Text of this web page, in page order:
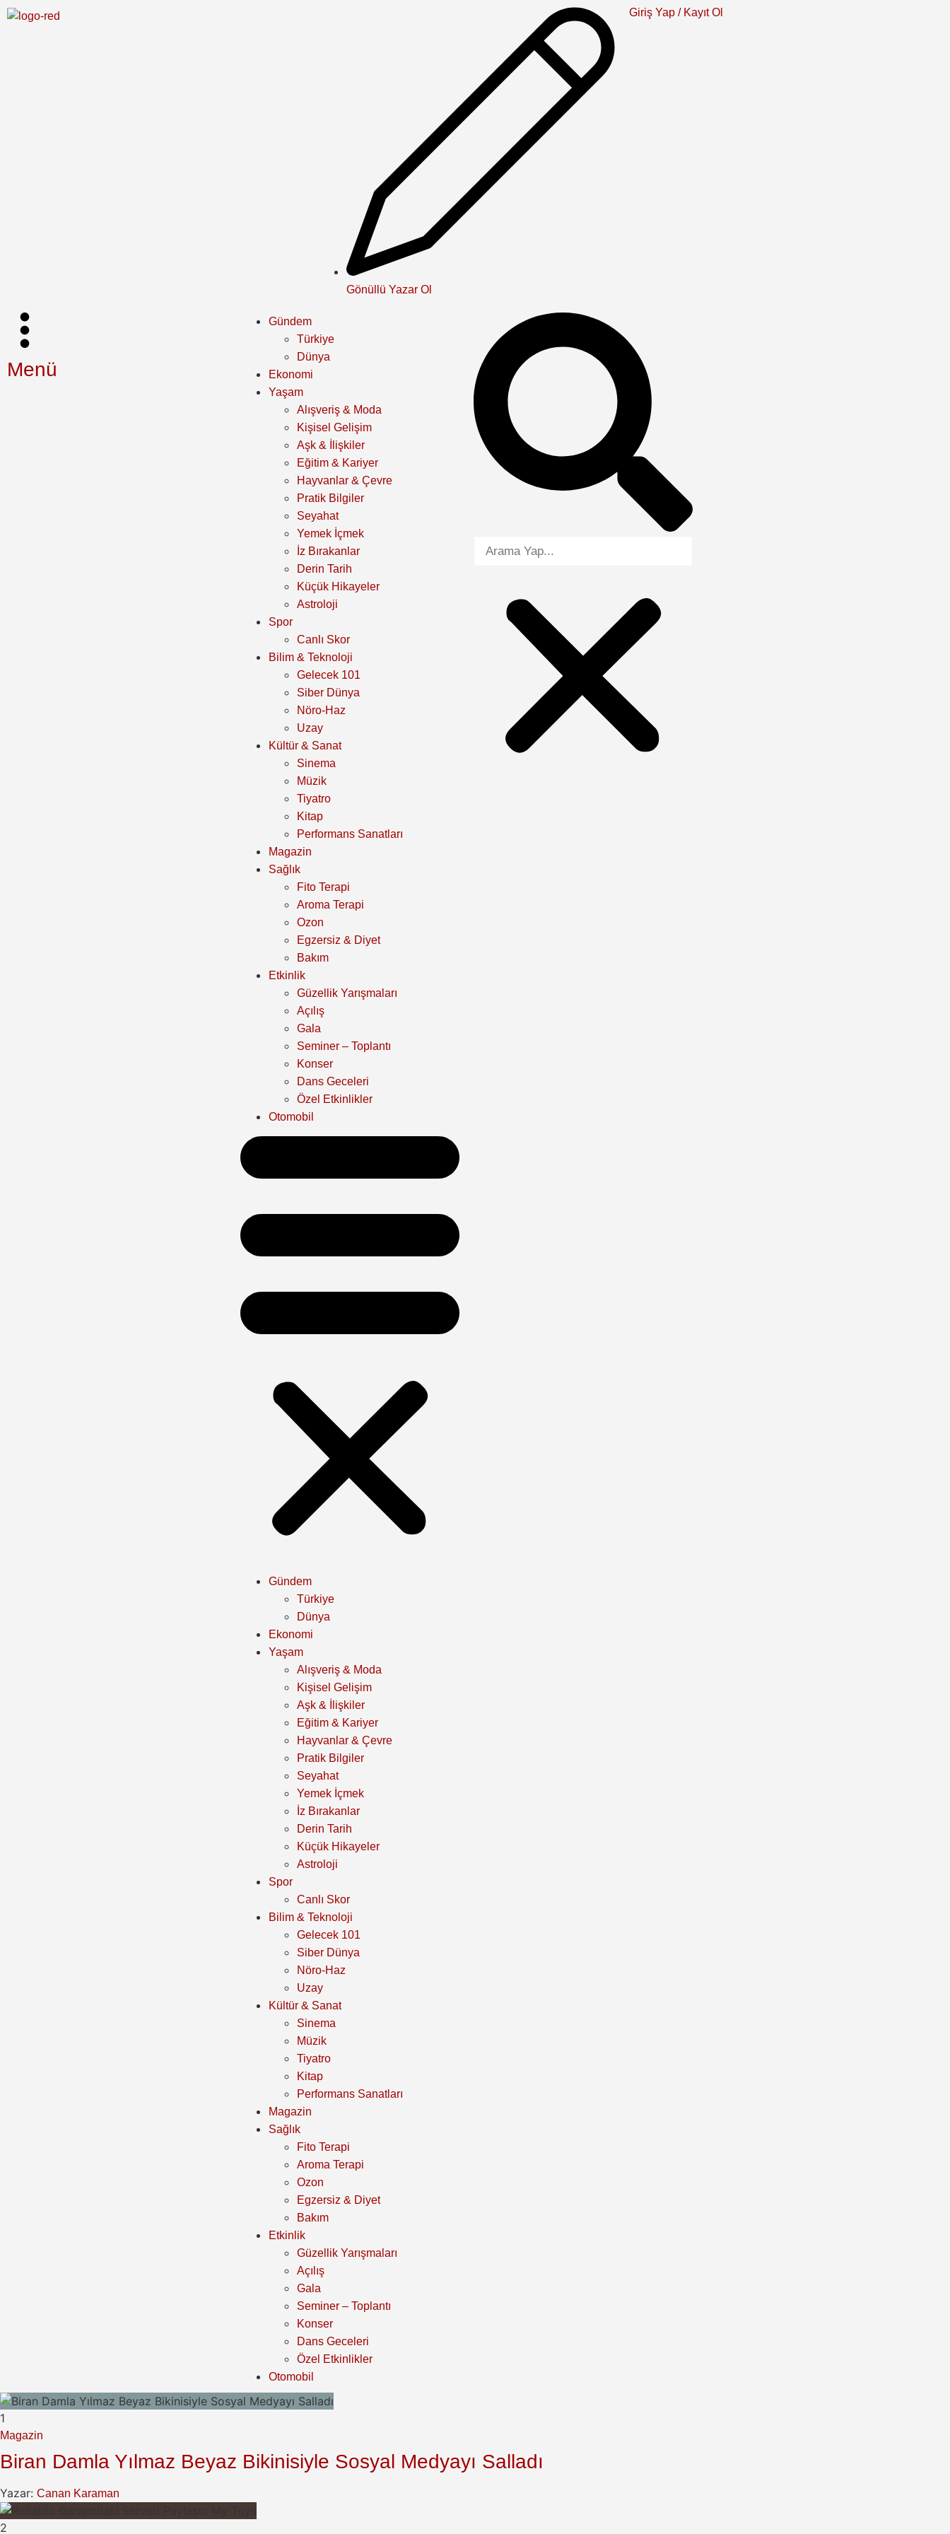
Gönüllü Yazar Ol
Giriş Yap / Kayıt Ol
Menü
Gündem
Türkiye
Dünya
Ekonomi
Yaşam
Alışveriş & Moda
Kişisel Gelişim
Aşk & İlişkiler
Eğitim & Kariyer
Hayvanlar & Çevre
Pratik Bilgiler
Seyahat
Yemek İçmek
İz Bırakanlar
Derin Tarih
Küçük Hikayeler
Astroloji
Spor
Canlı Skor
Bilim & Teknoloji
Gelecek 101
Siber Dünya
Nöro-Haz
Uzay
Kültür & Sanat
Sinema
Müzik
Tiyatro
Kitap
Performans Sanatları
Magazin
Sağlık
Fito Terapi
Aroma Terapi
Ozon
Egzersiz & Diyet
Bakım
Etkinlik
Güzellik Yarışmaları
Açılış
Gala
Seminer – Toplantı
Konser
Dans Geceleri
Özel Etkinlikler
Otomobil
Gündem
Türkiye
Dünya
Ekonomi
Yaşam
Alışveriş & Moda
Kişisel Gelişim
Aşk & İlişkiler
Eğitim & Kariyer
Hayvanlar & Çevre
Pratik Bilgiler
Seyahat
Yemek İçmek
İz Bırakanlar
Derin Tarih
Küçük Hikayeler
Astroloji
Spor
Canlı Skor
Bilim & Teknoloji
Gelecek 101
Siber Dünya
Nöro-Haz
Uzay
Kültür & Sanat
Sinema
Müzik
Tiyatro
Kitap
Performans Sanatları
Magazin
Sağlık
Fito Terapi
Aroma Terapi
Ozon
Egzersiz & Diyet
Bakım
Etkinlik
Güzellik Yarışmaları
Açılış
Gala
Seminer – Toplantı
Konser
Dans Geceleri
Özel Etkinlikler
Otomobil
1
Magazin
Biran Damla Yılmaz Beyaz Bikinisiyle Sosyal Medyayı Salladı
Yazar: Canan Karaman
2